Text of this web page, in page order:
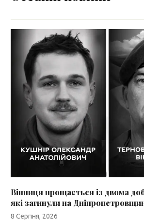
Вінниця прощається із двома
які загинули на
8 Серпня, 2026